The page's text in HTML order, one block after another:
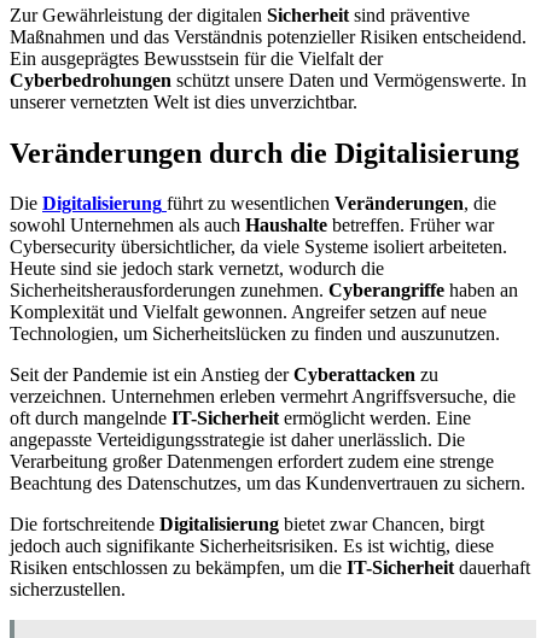
Zur Gewährleistung der digitalen Sicherheit sind präventive
Maßnahmen und das Verständnis potenzieller Risiken entscheidend.
Ein ausgeprägtes Bewusstsein für die Vielfalt der
Cyberbedrohungen schützt unsere Daten und Vermögenswerte. In
unserer vernetzten Welt ist dies unverzichtbar.
Veränderungen durch die Digitalisierung
Die Digitalisierung führt zu wesentlichen Veränderungen, die
sowohl Unternehmen als auch Haushalte betreffen. Früher war
Cybersecurity übersichtlicher, da viele Systeme isoliert arbeiteten.
Heute sind sie jedoch stark vernetzt, wodurch die
Sicherheitsherausforderungen zunehmen. Cyberangriffe haben an
Komplexität und Vielfalt gewonnen. Angreifer setzen auf neue
Technologien, um Sicherheitslücken zu finden und auszunutzen.
Seit der Pandemie ist ein Anstieg derCyberattacken zu
verzeichnen. Unternehmen erleben vermehrt Angriffsversuche, die
oft durch mangelnde IT-Sicherheitermöglicht werden. Eine
angepasste Verteidigungsstrategie ist daher unerlässlich. Die
Verarbeitung großer Datenmengen erfordert zudem eine strenge
Beachtung des Datenschutzes, um das Kundenvertrauen zu sichern.
Die fortschreitende Digitalisierung bietet zwar Chancen, birgt
jedoch auch signifikante Sicherheitsrisiken. Es ist wichtig, diese
Risiken entschlossen zu bekämpfen, um die IT-Sicherheitdauerhaft
sicherzustellen.